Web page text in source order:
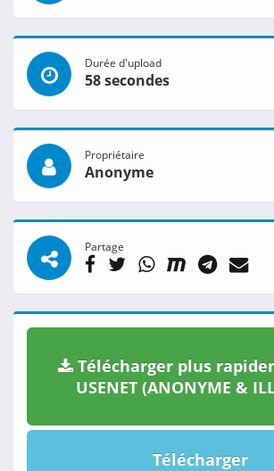
Durée d'upload
58 secondes
Propriétaire
Anonyme
Partage
Télécharger plus
USENET (ANONYME &
Télécharger